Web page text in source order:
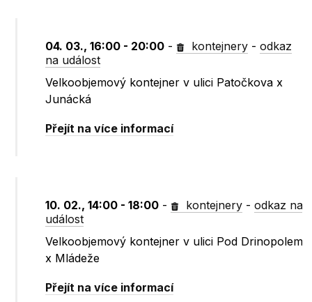
04. 03., 16:00 - 20:00 - kontejnery -odkaz
na událost
Velkoobjemový kontejner v ulici Patočkova x
Junácká
Přejít na více informací
10. 02., 14:00 - 18:00 - kontejnery -odkaz na
událost
Velkoobjemový kontejner v ulici Pod Drinopolem
x Mládeže
Přejít na více informací